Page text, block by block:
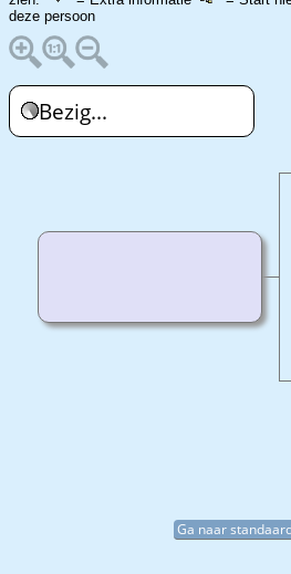
deze persoon
Bezig...
Ga naar